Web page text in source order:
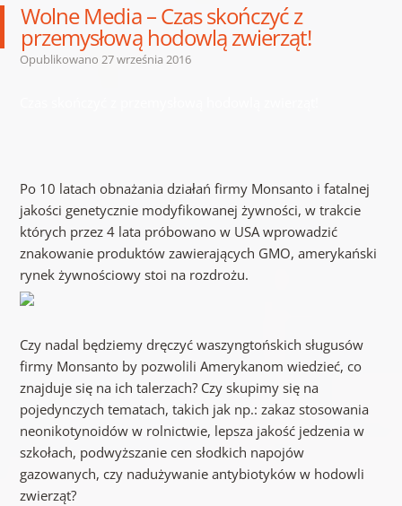
Wolne Media – Czas skończyć z
przemysłową hodowlą zwierząt!
Opublikowano 27 września 2016
Po 10 latach obnażania działań firmy Monsanto i fatalnej
jakości genetycznie modyfikowanej żywności, w trakcie
których przez 4 lata próbowano w USA wprowadzić
znakowanie produktów zawierających GMO, amerykański
rynek żywnościowy stoi na rozdrożu.
Czy nadal będziemy dręczyć waszyngtońskich sługusów
firmy Monsanto by pozwolili Amerykanom wiedzieć, co
znajduje się na ich talerzach? Czy skupimy się na
pojedynczych tematach, takich jak np.: zakaz stosowania
neonikotynoidów w rolnictwie, lepsza jakość jedzenia w
szkołach, podwyższanie cen słodkich napojów
gazowanych, czy nadużywanie antybiotyków w hodowli
zwierząt?